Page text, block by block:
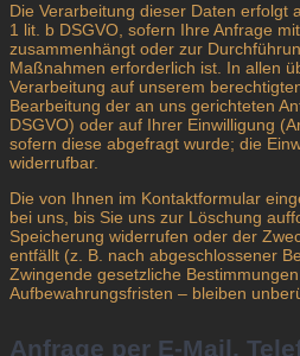
Die Verarbeitung dieser Daten erfolgt
1 lit. b DSGVO, sofern Ihre Anfrage
zusammenhängt oder zur
Maßnahmen erforderlich ist. In allen
Verarbeitung auf unserem
Bearbeitung der an uns gerichteten
DSGVO) oder auf Ihrer Einwilligung
sofern diese abgefragt wurde; die
widerrufbar.
Die von Ihnen im Kontaktformular
bei uns, bis Sie uns zur Löschung
Speicherung widerrufen oder der
entfällt (z. B. nach abgeschlossener
Zwingende gesetzliche
Aufbewahrungsfristen – bleiben
Anfrage per E-Mail,